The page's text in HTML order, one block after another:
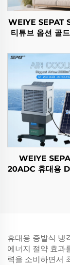
WEIYE SEPAT
티튜브 옵션 골
할로겐
WEIYE
20ADC 휴대용
휴대용 증발식 냉
에너지 절약 효과
력을 소비하면서